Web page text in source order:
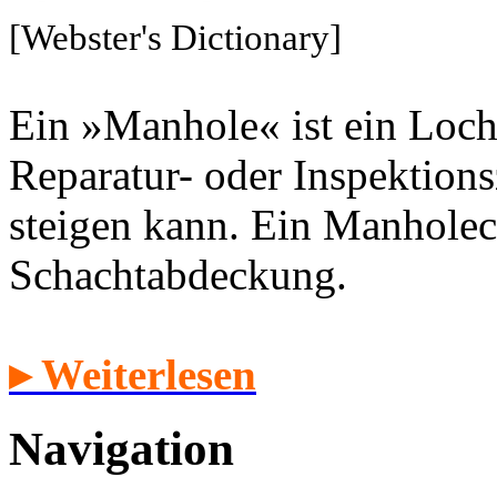
[Webster's Dictionary]
Ein »Manhole« ist ein
Reparatur- oder
steigen kann. Ein
Schachtabdeckung.
▸ Weiterlesen
Navigation